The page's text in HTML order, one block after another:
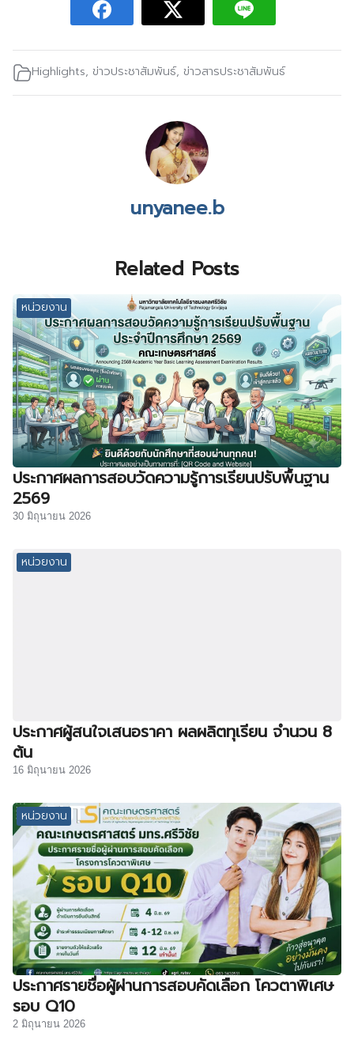
Highlights, ข่าวประชาสัมพันธ์, ข่าวสารประชาสัมพันธ์
unyanee.b
Related Posts
หน่วยงาน
ประกาศผลการสอบวัดความรู้การเรียนปรับพื้นฐาน
2569
30 มิถุนายน 2026
หน่วยงาน
ประกาศผู้สนใจเสนอราคา ผลผลิตทุเรียน จำนวน 8
ต้น
16 มิถุนายน 2026
หน่วยงาน
ประกาศรายชื่อผู้ผ่านการสอบคัดเลือก โควตาพิเศษ
รอบ Q10
2 มิถุนายน 2026